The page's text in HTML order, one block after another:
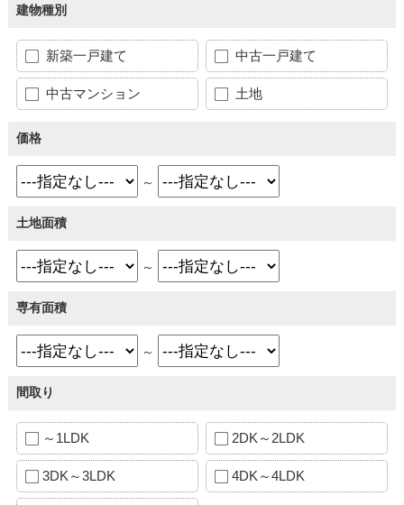
建物種別
新築一戸建て 中古一戸建て
中古マンション 土地
価格
～
土地面積
～
専有面積
～
間取り
～1LDK 2DK～2LDK
3DK～3LDK 4DK～4LDK